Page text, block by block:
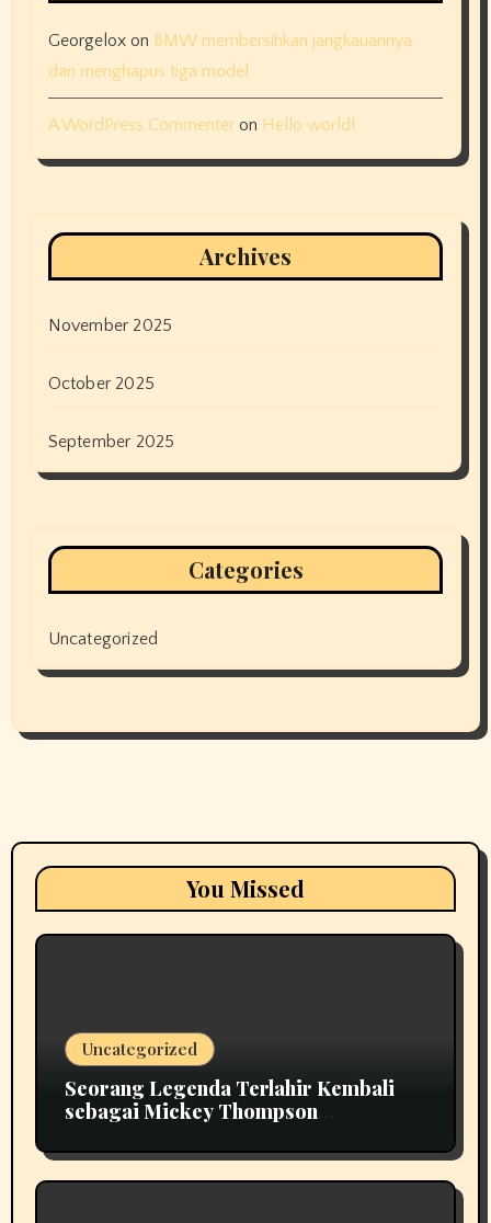
Georgeloxon BMW membersihkan jangkauannya
dan menghapus tiga model
A WordPress Commenteron Hello world!
Archives
November 2025
October 2025
September 2025
Categories
Uncategorized
You Missed
Uncategorized
Seorang Legenda Terlahir Kembali
sebagai Mickey Thompson
MT